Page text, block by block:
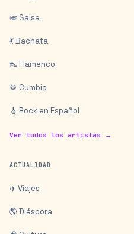
🎺 Salsa
💃 Bachata
👠 Flamenco
🥁 Cumbia
🎸 Rock en Español
Ver todos los artistas →
ACTUALIDAD
✈️ Viajes
🌎 Diáspora